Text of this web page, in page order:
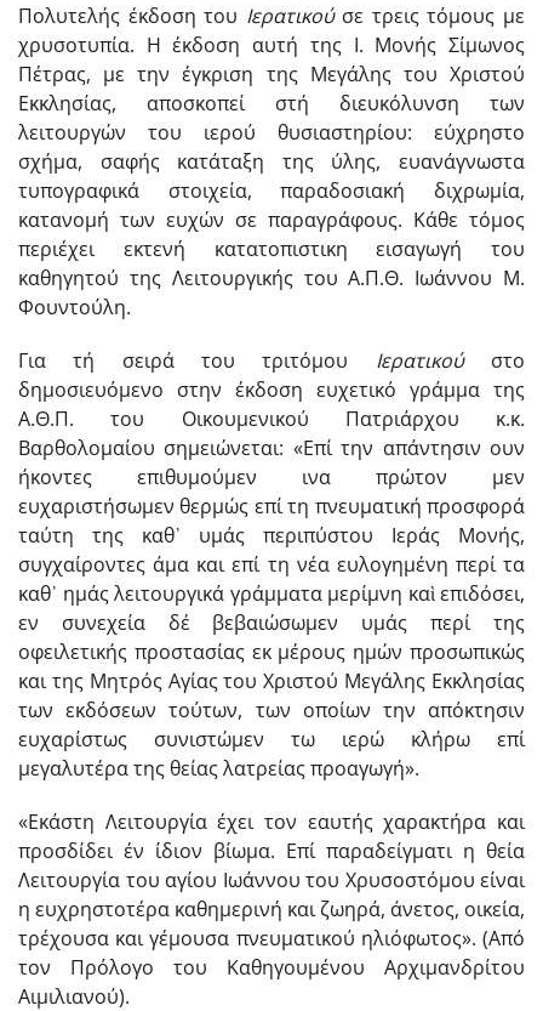
Πολυτελής έκδοση του Ιερατικούσε τρεις τόμους με
χρυσοτυπία. Η έκδοση αυτή της Ι. Μονής Σίμωνος
Πέτρας, με την έγκριση της Mεγάλης του Xριστού
Εκκλησίας, αποσκοπεί στή διευκόλυνση των
λειτουργών του ιερού θυσιαστηρίου: εύχρηστο
σχήμα, σαφής κατάταξη της ύλης, ευανάγνωστα
τυπογραφικά στοιχεία, παραδοσιακή διχρωμία,
κατανομή των ευχών σε παραγράφους. Κάθε τόμος
περιέχει εκτενή κατατοπιστικη εισαγωγή του
καθηγητού της Λειτουργικής του A.Π.Θ. Iωάννου M.
Φουντούλη.
Για τή σειρά του τριτόμου Ιερατικούστο
δημοσιευόμενο στην έκδοση ευχετικό γράμμα της
A.Θ.Π. του Oικουμενικού Πατριάρχου κ.κ.
Bαρθολομαίου σημειώνεται: «Επί την απάντησιν ουν
ήκοντες επιθυμούμεν ινα πρώτον μεν
ευχαριστήσωμεν θερμώς επί τη πνευματική προσφορά
ταύτη της καθ᾽ υμάς περιπύστου Ιεράς Mονής,
συγχαίροντες άμα και επί τη νέα ευλογημένη περί τα
καθ᾽ ημάς λειτουργικά γράμματα μερίμνη καὶ επιδόσει,
εν συνεχεία δέ βεβαιώσωμεν υμάς περί της
οφειλετικής προστασίας εκ μέρους ημών προσωπικώς
και της Mητρός Αγίας του Xριστού Mεγάλης Εκκλησίας
των εκδόσεων τούτων, των οποίων την απόκτησιν
ευχαρίστως συνιστώμεν τω ιερώ κλήρω επί
μεγαλυτέρα της θείας λατρείας προαγωγή».
«Εκάστη Λειτουργία έχει τον εαυτής χαρακτήρα και
προσδίδει έν ίδιον βίωμα. Επί παραδείγματι η θεία
Λειτουργία του αγίου Ιωάννου του Xρυσοστόμου είναι
η ευχρηστοτέρα καθημερινή και ζωηρά, άνετος, οικεία,
τρέχουσα και γέμουσα πνευματικού ηλιόφωτος». (Από
τον Πρόλογο του Καθηγουμένου Αρχιμανδρίτου
Αιμιλιανού).